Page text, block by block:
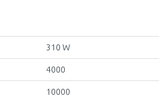
310 W
4000
10000